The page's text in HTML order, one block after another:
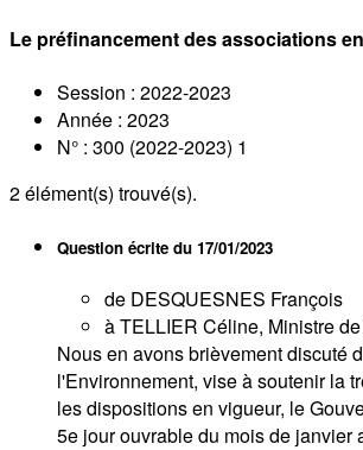
Le préfinancement des associations
Session : 2022-2023
Année : 2023
N° : 300 (2022-2023) 1
2élément(s) trouvé(s).
Question écrite du 17/01/2023
de DESQUESNES François
à TELLIER Céline, Ministre
Nous en avons brièvement discuté
l'Environnement, vise à soutenir la
les dispositions en vigueur, le
5e jour ouvrable du mois de janvier